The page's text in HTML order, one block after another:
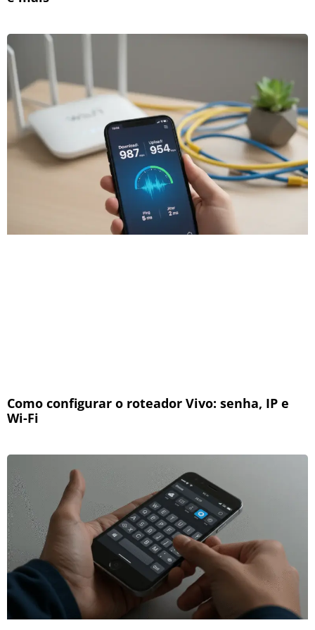
Como configurar o roteador Vivo: senha, IP e
Wi-Fi